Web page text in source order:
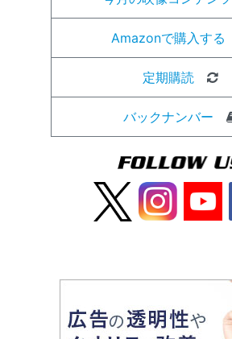
Amazonで購入する
定期購読
バックナンバー